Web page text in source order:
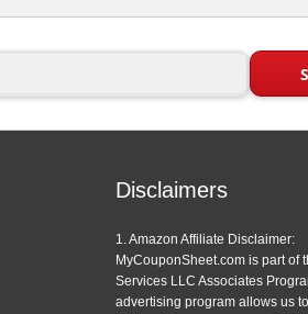
Disclaimers
1. Amazon Affiliate Disclaimer:
MyCouponSheet.com is part of
Services LLC Associates
advertising program allows us